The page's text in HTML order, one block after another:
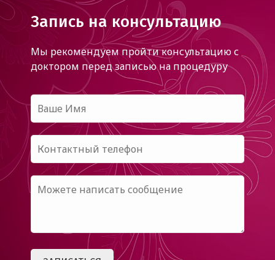
Запись на консультацию
Мы рекомендуем пройти консультацию с
доктором перед записью на процедуру